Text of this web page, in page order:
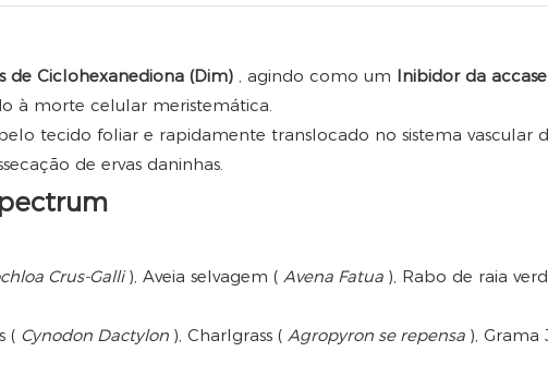
de Ciclohexanediona (Dim) , agindo como um Inibidor da
à morte celular meristemática.
tecido foliar e rapidamente translocado no sistema vascular
de ervas daninhas.
Crus-Galli), Aveia selvagem ( Avena Fatua ), Rabo de raia
( Cynodon Dactylon ), Charlgrass ( Agropyron se repensa ), Grama